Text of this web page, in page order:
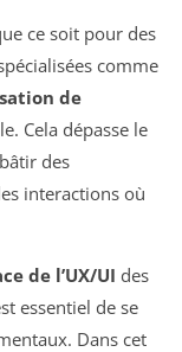
ce soit pour des
comme
de
Cela dépasse le
des
interactions où
de l’UX/UI des
essentiel de se
Dans cet